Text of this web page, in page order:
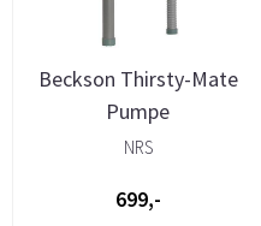
Beckson Thirsty-Mate
Pumpe
NRS
699,-